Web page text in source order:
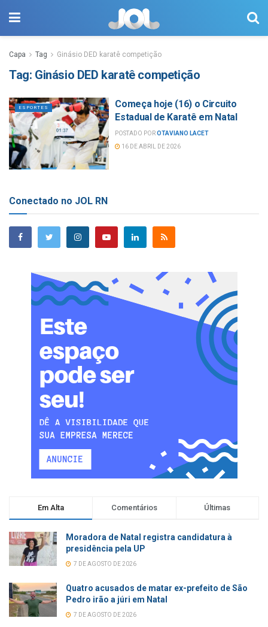
Capa Tag Ginásio DED karatê competição
Tag: Ginásio DED karatê competição
ESPORTES
Começa hoje (16) o Circuito
Estadual de Karatê em Natal
POSTADO POROTAVIANO LACET
16 DE ABRIL DE 2026
Conectado no JOL RN
Em Alta Comentários Últimas
Moradora de Natal registra candidatura à
presidência pela UP
7 DE AGOSTO DE 2026
Quatro acusados de matar ex-prefeito de São
Pedro irão a júri em Natal
7 DE AGOSTO DE 2026